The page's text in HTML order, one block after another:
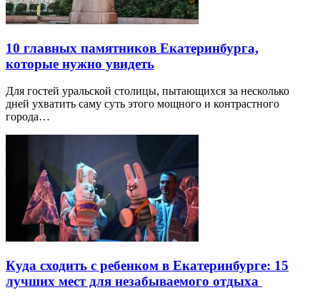
10 главных памятников Екатеринбурга,
которые нужно увидеть
Для гостей уральской столицы, пытающихся за несколько
дней ухватить саму суть этого мощного и контрастного
города…
Куда сходить с ребенком в Екатеринбурге: 15
лучших мест для незабываемого отдыха